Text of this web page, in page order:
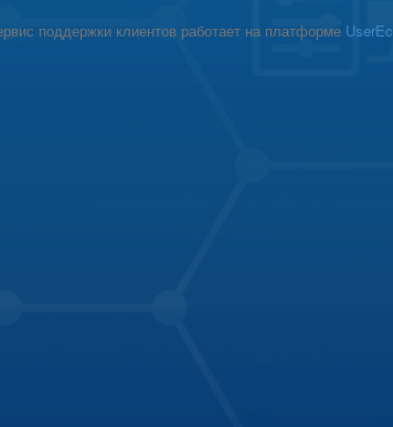
поддержки клиентов работает на платформе